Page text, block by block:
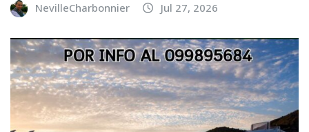
NevilleCharbonnier Jul 27, 2026